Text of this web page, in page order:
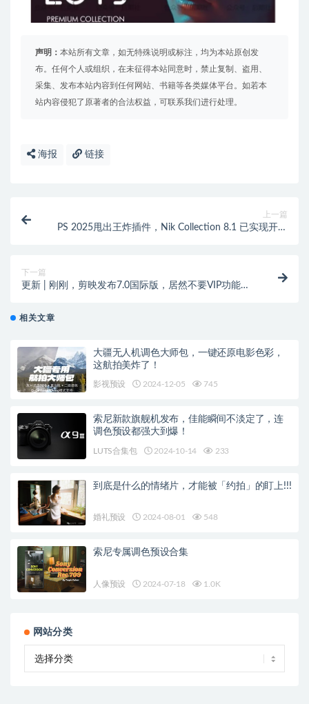
声明： 本站所有文章，如无特殊说明或标注，均为本站原创发
布。任何个人或组织，在未征得本站同意时，禁止复制、盗用、
采集、发布本站内容到任何网站、书籍等各类媒体平台。如若本
站内容侵犯了原著者的合法权益，可联系我们进行处理。
海报 链接
上一篇
PS 2025甩出王炸插件，Nik Collection 8.1 已实现开挂
下一篇
更新 | 刚刚，剪映发布7.0国际版，居然不要VIP功能免
相关文章
大疆无人机调色大师包，一键还原电影色彩，
这航拍美炸了！
影视预设 2024-12-05 745
索尼新款旗舰机发布，佳能瞬间不淡定了，连
调色预设都强大到爆！
LUTS合集包 2024-10-14 233
到底是什么的情绪片，才能被「约拍」的盯上!!!
婚礼预设 2024-08-01 548
索尼专属调色预设合集
人像预设 2024-07-18 1.0K
网站分类